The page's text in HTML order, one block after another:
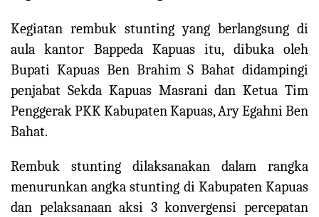
Kegiatan rembuk stunting yang berlangsung di
aula kantor Bappeda Kapuas itu, dibuka oleh
Bupati Kapuas Ben Brahim S Bahat didampingi
penjabat Sekda Kapuas Masrani dan Ketua Tim
Penggerak PKK Kabupaten Kapuas, Ary Egahni Ben
Bahat.
Rembuk stunting dilaksanakan dalam rangka
menurunkan angka stunting di Kabupaten Kapuas
dan pelaksanaan aksi 3 konvergensi percepatan